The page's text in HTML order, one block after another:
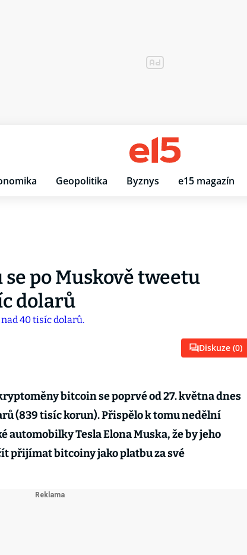
Geopolitika Byznys e15 magazín
po Muskově tweetu
dolarů
Diskuze (0)
bitcoin se poprvé od 27. května dnes
(839 tisíc korun). Přispělo k tomu nedělní
automobilky Tesla Elona Muska, že by jeho
přijímat bitcoiny jako platbu za své